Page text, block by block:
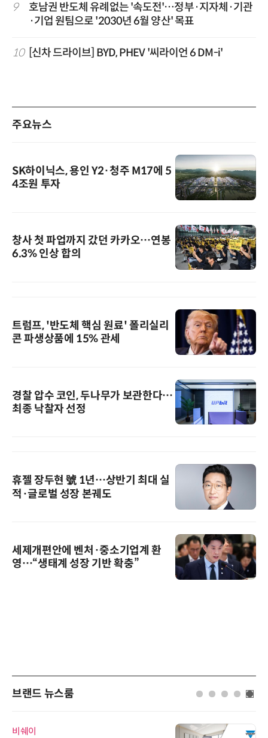
9
호남권 반도체 유례없는 '속도전'…정부·지자체·기관
·기업 원팀으로 '2030년 6월 양산' 목표
10 [신차 드라이브] BYD, PHEV '씨라이언 6 DM-i'
주요뉴스
SK하이닉스, 용인 Y2·청주 M17에 5
4조원 투자
창사 첫 파업까지 갔던 카카오…연봉
6.3% 인상 합의
트럼프, '반도체 핵심 원료' 폴리실리
콘 파생상품에 15% 관세
경찰 압수 코인, 두나무가 보관한다…
최종 낙찰자 선정
휴젤 장두현 號 1년…상반기 최대 실
적·글로벌 성장 본궤도
세제개편안에 벤처·중소기업계 환
영…“생태계 성장 기반 확충”
브랜드 뉴스룸
비쉐이